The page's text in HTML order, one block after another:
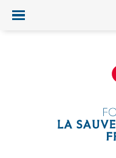
Ouvrir/fermer le menu